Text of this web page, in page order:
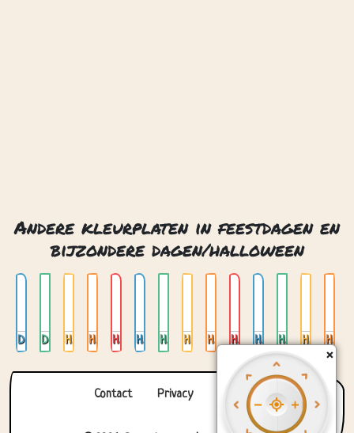
Andere kleurplaten in feestdagen en
bijzondere dagen/halloween
Día de muertos Día de muertos 2 Halloween Halloween 4 Halloween 5 Halloween grappige monsters Halloween grappige monsters 02 Halloween heks met ketel Halloween heks op een bezem Halloween lab van de heks Halloween lab van de heks 2 Halloween spookhuis Halloween spookhuis boo Halloween trick or treat
Contact Privacy Over ons
×